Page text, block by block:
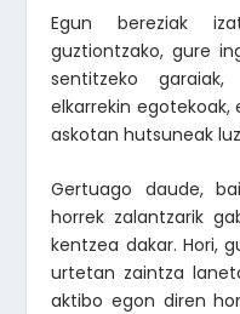
Egun bereziak
guztiontzako, gure
sentitzeko
elkarrekin
askotan hutsuneak
Gertuago daude,
horrek zalantzarik
kentzea dakar. Hori,
urtetan zaintza
aktibo egon diren